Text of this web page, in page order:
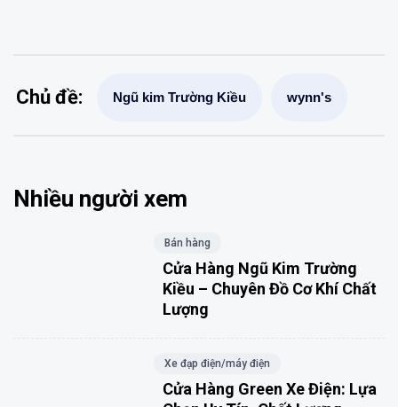
Chủ đề: Ngũ kim Trường Kiều wynn's
Nhiều người xem
Bán hàng
Cửa Hàng Ngũ Kim Trường
Kiều – Chuyên Đồ Cơ Khí Chất
Lượng
Xe đạp điện/máy điện
Cửa Hàng Green Xe Điện: Lựa